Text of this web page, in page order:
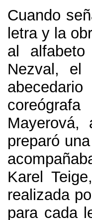
Cuando
letra y la
al
Nezval , el
abecedario
Mayerová,
preparó
Karel Teige,
realizada
para cada